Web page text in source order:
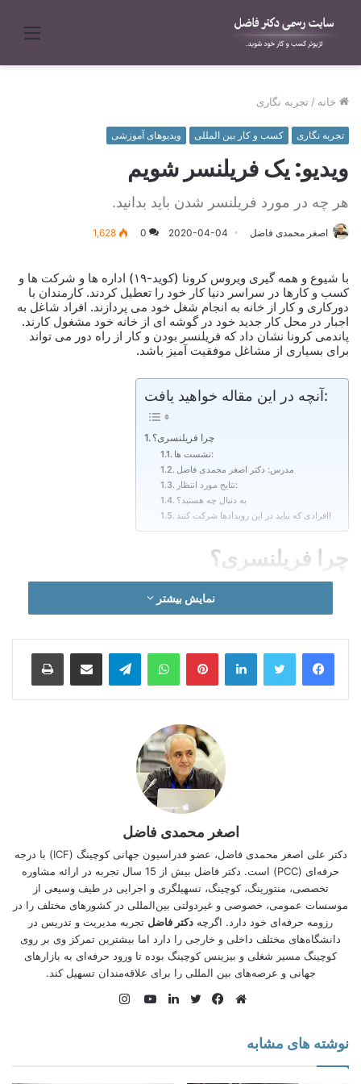
منو
خانه / تجربه نگاری
تجربه نگاری کسب و کار بین المللی ویدیوهای آموزشی
ویدیو: یک فریلنسر شویم
هر چه در مورد فریلنسر شدن باید بدانید.
اصغر محمدی فاضل 2020-04-04
0
1,628
با شیوع و همه گیری ویروس کرونا (کوید-۱۹) اداره ها و شرکت ها و
کسب و کارها در سراسر دنیا کار خود را تعطیل کردند. کارمندان با
دورکاری و کار از خانه به انجام شغل خود می پردازند. افراد شاغل به
اجبار در محل کار جدید خود در گوشه ای از خانه خود مشغول کارند.
پاندمی کرونا نشان داد که فریلنسر بودن و کار از راه دور می تواند
برای بسیاری از مشاغل موفقیت آمیز باشد.
آنچه در این مقاله خواهید یافت:
چرا فریلنسری؟
نشست ها:
مدرس: دکتر اصغر محمدی فاضل
نتایج مورد انتظار:
به دنبال چه هستید؟
افرادی که نباید در این رویدادها شرکت کنند!
چرا فریلنسری؟
اگر رویای فعالیت در عرصه های ملی و بین المللی دارید باید شرایط
آن را هم بدانید. اگر مایل به آغاز سبک جدیدی در زندگی هستید، باید
از تکنولوژی و شبکه های اجتماعی، فریلنسر بودن می تواند راحت‌تر
و حتی لذت بخش شود.
است. اگر در فکر استخدام در یک شرکت یا موسسه تولیدی، خدماتی
یا علمی هستید این مینی وبینار حرف هایی برای گفتن دارد. اگر مایل
به راه اندازی یک کسب و کار خانگی یا از راه دور در داخل یا خارج از
کشور هستید، این دوره دانش عمومی شما را ارتقاء می دهد و
استراتژی شما را برای ورود به بازار کار تقویت می کند
نمایش بیشتر
لینکدین ‫پین‌ترستواتس آپ تلگرام اشتراک گذاری از طریق ایمیل چاپ
اصغر محمدی فاضل
دکتر علی اصغر محمدی فاضل، عضو فدراسیون جهانی کوچینگ (ICF) با درجه
حرفه‌ای (PCC) است. دکتر فاضل بیش از 15 سال تجربه در ارائه مشاوره
تخصصی، منتورینگ، کوچینگ، تسهیلگری و اجرایی در طیف وسیعی از
موسسات عمومی، خصوصی و غیردولتی بین‌المللی در کشورهای مختلف را در
رزومه حرفه‌ای خود دارد. اگرچه دکتر فاضل تجربه مدیریت و تدریس در
دانشگاه‌های مختلف داخلی و خارجی را دارد اما بیشترین تمركز وی بر روی
كوچینگ مسیر شغلی و بیزینس کوچینگ بوده تا ورود حرفه‌ای به بازارهای
جهانی و عرصه‌های بین المللی را برای علاقه‌‌مندان تسهیل کند.
نوشته های مشابه